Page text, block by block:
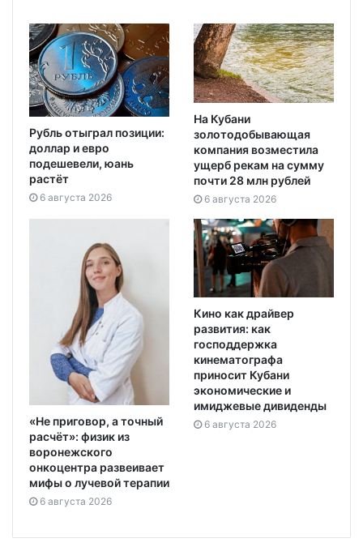
Рубль отыграл позиции:
доллар и евро
подешевели, юань
растёт
6 августа 2026
На Кубани
золотодобывающая
компания возместила
ущерб рекам на сумму
почти 28 млн рублей
6 августа 2026
«Не приговор, а точный
расчёт»: физик из
воронежского
онкоцентра развеивает
мифы о лучевой терапии
6 августа 2026
Кино как драйвер
развития: как
господдержка
кинематографа
приносит Кубани
экономические и
имиджевые дивиденды
6 августа 2026